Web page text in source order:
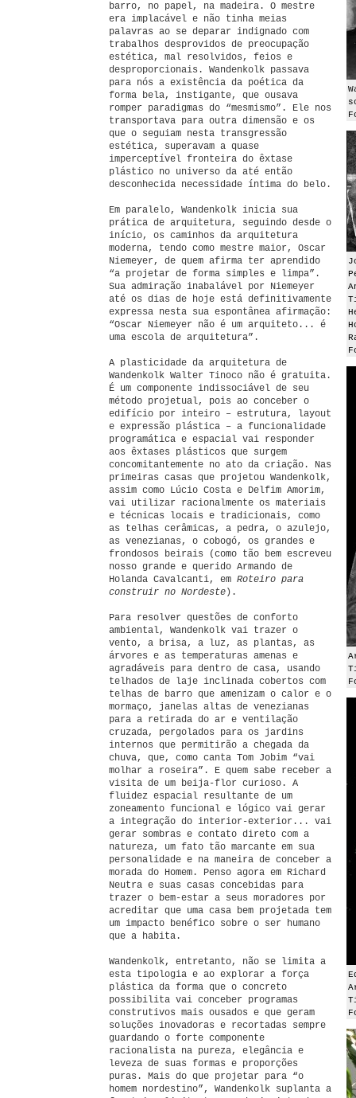
barro, no papel, na madeira. O mestre
era implacável e não tinha meias
palavras ao se deparar indignado com
trabalhos desprovidos de preocupação
estética, mal resolvidos, feios e
desproporcionais. Wandenkolk passava
para nós a existência da poética da
forma bela, instigante, que ousava
romper paradigmas do “mesmismo”. Ele nos
transportava para outra dimensão e os
que o seguiam nesta transgressão
estética, superavam a quase
imperceptível fronteira do êxtase
plástico no universo da até então
desconhecida necessidade íntima do belo.
Em paralelo, Wandenkolk inicia sua
prática de arquitetura, seguindo desde o
início, os caminhos da arquitetura
moderna, tendo como mestre maior, Oscar
Niemeyer, de quem afirma ter aprendido
“a projetar de forma simples e limpa”.
Sua admiração inabalável por Niemeyer
até os dias de hoje está definitivamente
expressa nesta sua espontânea afirmação:
“Oscar Niemeyer não é um arquiteto... é
uma escola de arquitetura”.
A plasticidade da arquitetura de
Wandenkolk Walter Tinoco não é gratuita.
É um componente indissociável de seu
método projetual, pois ao conceber o
edifício por inteiro – estrutura, layout
e expressão plástica – a funcionalidade
programática e espacial vai responder
aos êxtases plásticos que surgem
concomitantemente no ato da criação. Nas
primeiras casas que projetou Wandenkolk,
assim como Lúcio Costa e Delfim Amorim,
vai utilizar racionalmente os materiais
e técnicas locais e tradicionais, como
as telhas cerâmicas, a pedra, o azulejo,
as venezianas, o cobogó, os grandes e
frondosos beirais (como tão bem escreveu
nosso grande e querido Armando de
Holanda Cavalcanti, em Roteiro para
construir no Nordeste ).
Para resolver questões de conforto
ambiental, Wandenkolk vai trazer o
vento, a brisa, a luz, as plantas, as
árvores e as temperaturas amenas e
agradáveis para dentro de casa, usando
telhados de laje inclinada cobertos com
telhas de barro que amenizam o calor e o
mormaço, janelas altas de venezianas
para a retirada do ar e ventilação
cruzada, pergolados para os jardins
internos que permitirão a chegada da
chuva, que, como canta Tom Jobim “vai
molhar a roseira”. E quem sabe receber a
visita de um beija-flor curioso. A
fluidez espacial resultante de um
zoneamento funcional e lógico vai gerar
a integração do interior-exterior... vai
gerar sombras e contato direto com a
natureza, um fato tão marcante em sua
personalidade e na maneira de conceber a
morada do Homem. Penso agora em Richard
Neutra e suas casas concebidas para
trazer o bem-estar a seus moradores por
acreditar que uma casa bem projetada tem
um impacto benéfico sobre o ser humano
que a habita.
Wandenkolk, entretanto, não se limita a
esta tipologia e ao explorar a força
plástica da forma que o concreto
possibilita vai conceber programas
construtivos mais ousados e que geram
soluções inovadoras e recortadas sempre
guardando o forte componente
racionalista na pureza, elegância e
leveza de suas formas e proporções
puras. Mais do que projetar para “o
homem nordestino”, Wandenkolk suplanta a